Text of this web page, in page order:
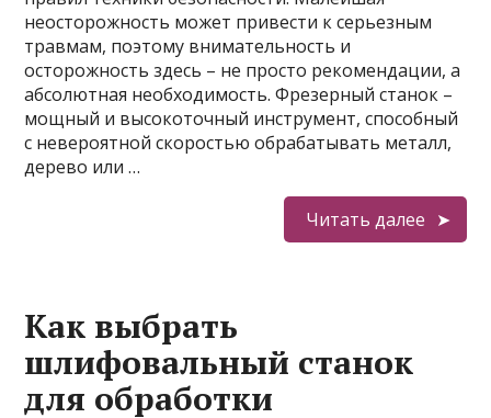
неосторожность может привести к серьезным
травмам, поэтому внимательность и
осторожность здесь – не просто рекомендации, а
абсолютная необходимость. Фрезерный станок –
мощный и высокоточный инструмент, способный
с невероятной скоростью обрабатывать металл,
дерево или …
Читать далее
Как выбрать
шлифовальный станок
для обработки